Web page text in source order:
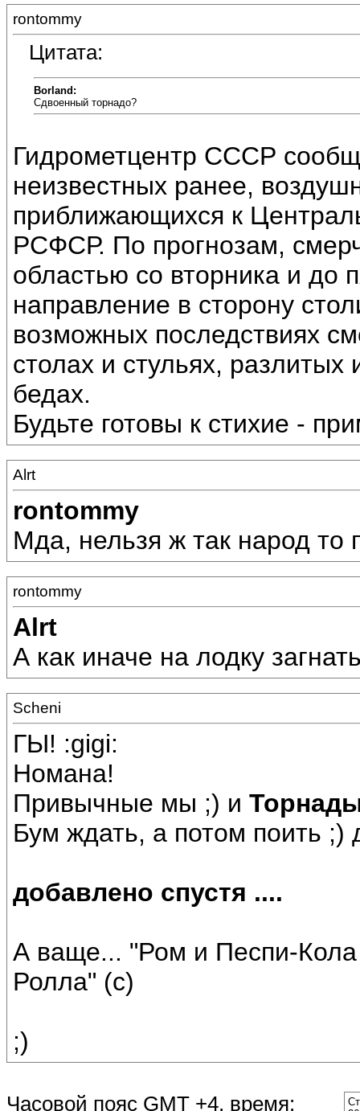
rontommy
Цитата:
Borland:
Сдвоенный торнадо?
Гидрометцентр СССР
неизвестных ранее,
приближающихся к
РСФСР. По прогнозам,
областью со вторника и до
направление в сторону
возможных последствиях
столах и стульях, разлитых
бедах.
Будьте готовы к стихие -
Alrt
rontommy
Мда, нельзя ж так народ то
rontommy
Alrt
А как иначе на лодку
Scheni
ГЫ! :gigi:
Номана!
Привычные мы ;) и
Бум ждать, а потом поить ;)
добавлено спустя ....
А ваще... "Ром и Песпи-Кола
Ролла" (с)
;)
Часовой пояс GMT +4, время: